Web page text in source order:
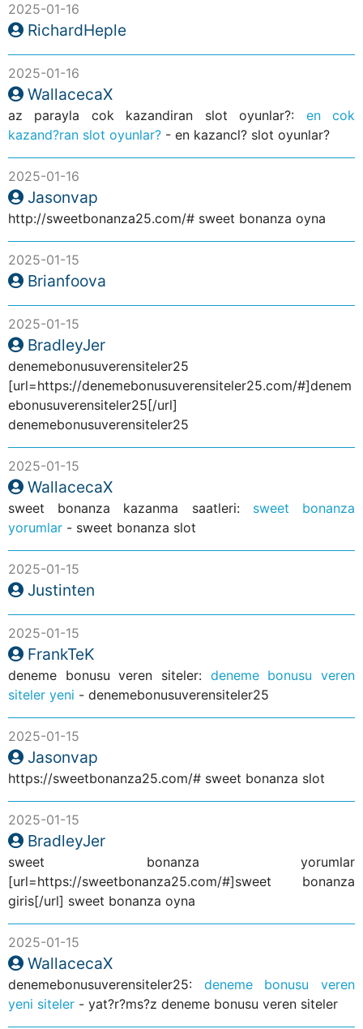
2025-01-16
RichardHeple
2025-01-16
WallacecaX
az parayla cok kazandiran slot oyunlar?: en cok
kazand?ran slot oyunlar? - en kazancl? slot oyunlar?
2025-01-16
Jasonvap
http://sweetbonanza25.com/# sweet bonanza oyna
2025-01-15
Brianfoova
2025-01-15
BradleyJer
denemebonusuverensiteler25
[url=https://denemebonusuverensiteler25.com/#]denem
ebonusuverensiteler25[/url]
denemebonusuverensiteler25
2025-01-15
WallacecaX
sweet bonanza kazanma saatleri: sweet bonanza
yorumlar - sweet bonanza slot
2025-01-15
Justinten
2025-01-15
FrankTeK
deneme bonusu veren siteler: deneme bonusu veren
siteler yeni - denemebonusuverensiteler25
2025-01-15
Jasonvap
https://sweetbonanza25.com/# sweet bonanza slot
2025-01-15
BradleyJer
sweet bonanza yorumlar
[url=https://sweetbonanza25.com/#]sweet bonanza
giris[/url] sweet bonanza oyna
2025-01-15
WallacecaX
denemebonusuverensiteler25: deneme bonusu veren
yeni siteler - yat?r?ms?z deneme bonusu veren siteler